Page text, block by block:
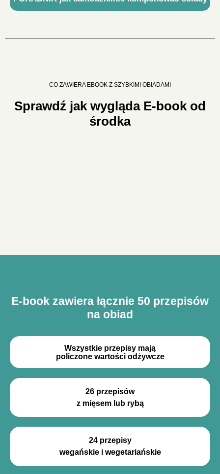
CO ZAWIERA EBOOK Z SZYBKIMI OBIADAMI
Sprawdź jak wygląda E-book od
środka
E-book zawiera łącznie 50 przepisów
na obiad
Wszystkie przepisy mają
policzone wartości odżywcze
26 przepisów
z mięsem lub rybą
24 przepisy
wegańskie i wegetariańskie